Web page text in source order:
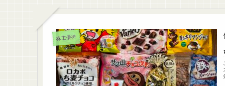
株主優待